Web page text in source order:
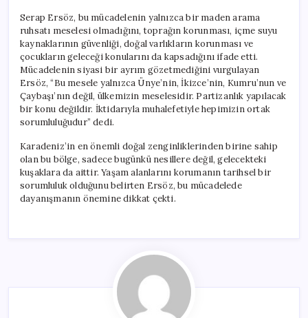
Serap Ersöz, bu mücadelenin yalnızca bir maden arama
ruhsatı meselesi olmadığını, toprağın korunması, içme suyu
kaynaklarının güvenliği, doğal varlıkların korunması ve
çocukların geleceği konularını da kapsadığını ifade etti.
Mücadelenin siyasi bir ayrım gözetmediğini vurgulayan
Ersöz, “Bu mesele yalnızca Ünye’nin, İkizce’nin, Kumru’nun ve
Çaybaşı’nın değil, ülkemizin meselesidir. Partizanlık yapılacak
bir konu değildir. İktidarıyla muhalefetiyle hepimizin ortak
sorumluluğudur” dedi.
Karadeniz’in en önemli doğal zenginliklerinden birine sahip
olan bu bölge, sadece bugünkü nesillere değil, gelecekteki
kuşaklara da aittir. Yaşam alanlarını korumanın tarihsel bir
sorumluluk olduğunu belirten Ersöz, bu mücadelede
dayanışmanın önemine dikkat çekti.